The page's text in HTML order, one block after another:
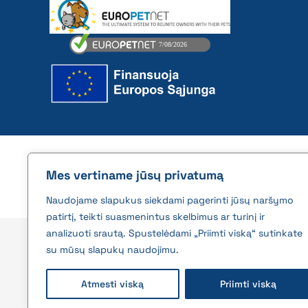
Mes vertiname jūsų privatumą
Naudojame slapukus siekdami pagerinti jūsų naršymo
patirtį, teikti suasmenintus skelbimus ar turinį ir
analizuoti srautą. Spustelėdami „Priimti viską“ sutinkate
su mūsų slapukų naudojimu.
Atmesti viską Priimti viską
2026 © All rights reserved | VĮ Žemės ūkio